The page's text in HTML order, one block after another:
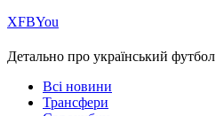
ХFBYou
Детально про український футбол
Всі новини
Трансфери